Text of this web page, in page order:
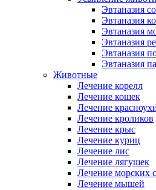
Эвтаназия
Эвтаназия
Эвтаназия
Эвтаназия
Эвтаназия
Эвтаназия
Животные
Лечение корелл
Лечение кошек
Лечение
Лечение кроликов
Лечение крыс
Лечение куриц
Лечение лис
Лечение лягушек
Лечение морских
Лечение мышей